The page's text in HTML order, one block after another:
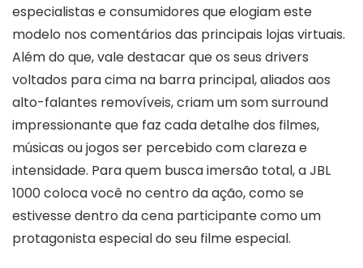
especialistas e consumidores que elogiam este
modelo nos comentários das principais lojas virtuais.
Além do que, vale destacar que os seus drivers
voltados para cima na barra principal, aliados aos
alto-falantes removíveis, criam um som surround
impressionante que faz cada detalhe dos filmes,
músicas ou jogos ser percebido com clareza e
intensidade. Para quem busca imersão total, a JBL
1000 coloca você no centro da ação, como se
estivesse dentro da cena participante como um
protagonista especial do seu filme especial.